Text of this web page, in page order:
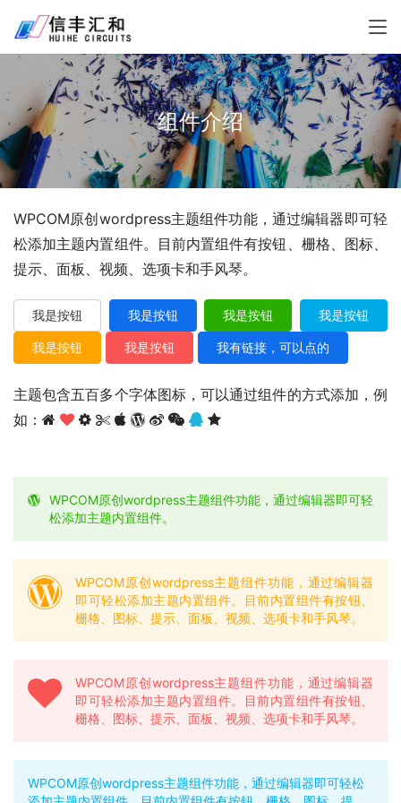
组件介绍
WPCOM原创wordpress主题组件功能，通过编辑器即可轻
松添加主题内置组件。目前内置组件有按钮、栅格、图标、
提示、面板、视频、选项卡和手风琴。
我是按钮 我是按钮 我是按钮 我是按钮
我是按钮 我是按钮 我有链接，可以点的
主题包含五百多个字体图标，可以通过组件的方式添加，例
如：
WPCOM原创wordpress主题组件功能，通过编辑器即可轻
松添加主题内置组件。
WPCOM原创wordpress主题组件功能，通过编辑器
即可轻松添加主题内置组件。目前内置组件有按钮、
栅格、图标、提示、面板、视频、选项卡和手风琴。
WPCOM原创wordpress主题组件功能，通过编辑器
即可轻松添加主题内置组件。目前内置组件有按钮、
栅格、图标、提示、面板、视频、选项卡和手风琴。
WPCOM原创wordpress主题组件功能，通过编辑器即可轻松